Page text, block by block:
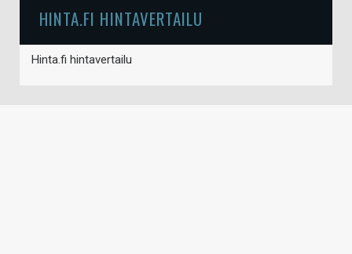
HINTA.FI HINTAVERTAILU
Hinta.fi hintavertailu